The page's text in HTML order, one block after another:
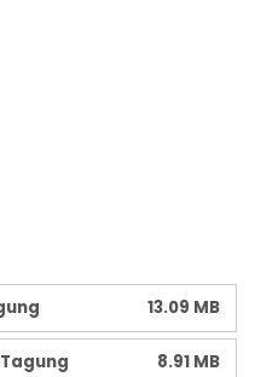
13.09 MB
Tagung 8.91 MB